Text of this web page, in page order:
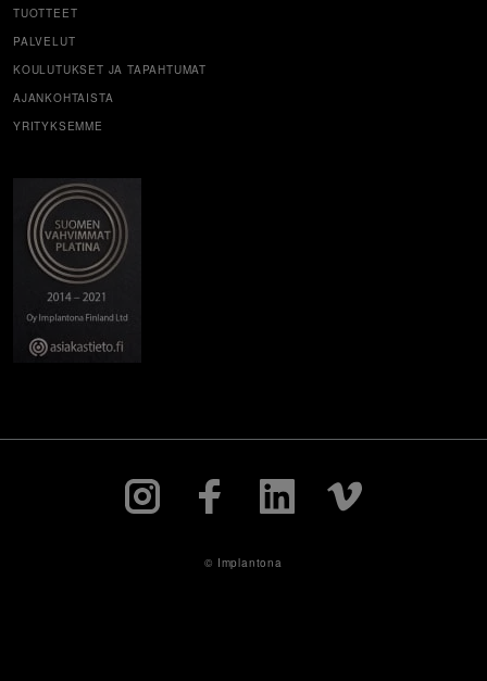
TUOTTEET
PALVELUT
KOULUTUKSET JA TAPAHTUMAT
AJANKOHTAISTA
YRITYKSEMME
© Implantona